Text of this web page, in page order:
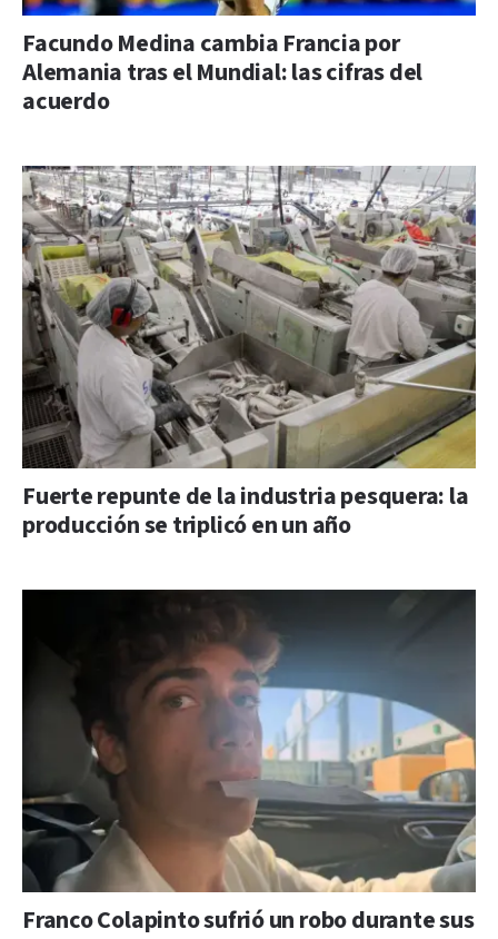
Facundo Medina cambia Francia por
Alemania tras el Mundial: las cifras del
acuerdo
Fuerte repunte de la industria pesquera: la
producción se triplicó en un año
Franco Colapinto sufrió un robo durante sus